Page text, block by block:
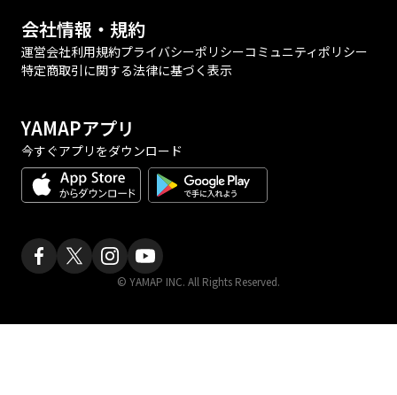
会社情報・規約
運営会社利用規約プライバシーポリシーコミュニティポリシー
特定商取引に関する法律に基づく表示
YAMAPアプリ
今すぐアプリをダウンロード
© YAMAP INC. All Rights Reserved.